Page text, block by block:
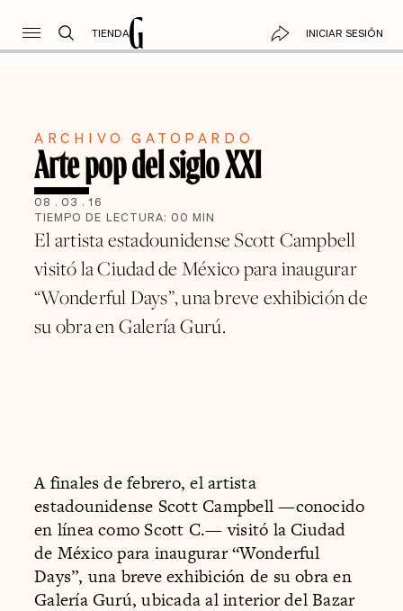
TIENDA INICIAR SESIÓN
ARCHIVO GATOPARDO
Arte pop del siglo XXI
08 . 03 . 16
TIEMPO DE LECTURA: 00 MIN
El artista estadounidense Scott Campbell
visitó la Ciudad de México para inaugurar
“Wonderful Days”, una breve exhibición de
su obra en Galería Gurú.
A finales de febrero, el artista
estadounidense Scott Campbell —conocido
en línea como Scott C.— visitó la Ciudad
de México para inaugurar “Wonderful
Days”, una breve exhibición de su obra en
Galería Gurú, ubicada al interior del Bazar